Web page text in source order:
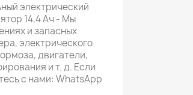
электрический
14,4 Ач - Мы
и запасных
электрического
двигатели,
и т. д. Если
с нами: WhatsApp